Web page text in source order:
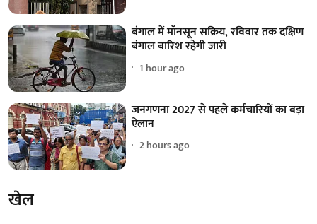
बंगाल में मॉनसून सक्रिय, रविवार तक दक्षिण
बंगाल बारिश रहेगी जारी
1 hour ago
जनगणना 2027 से पहले कर्मचारियों का बड़ा
ऐलान
2 hours ago
खेल